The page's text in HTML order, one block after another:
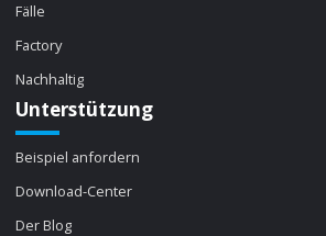
Fälle
Factory
Nachhaltig
Unterstützung
Beispiel anfordern
Download-Center
Der Blog